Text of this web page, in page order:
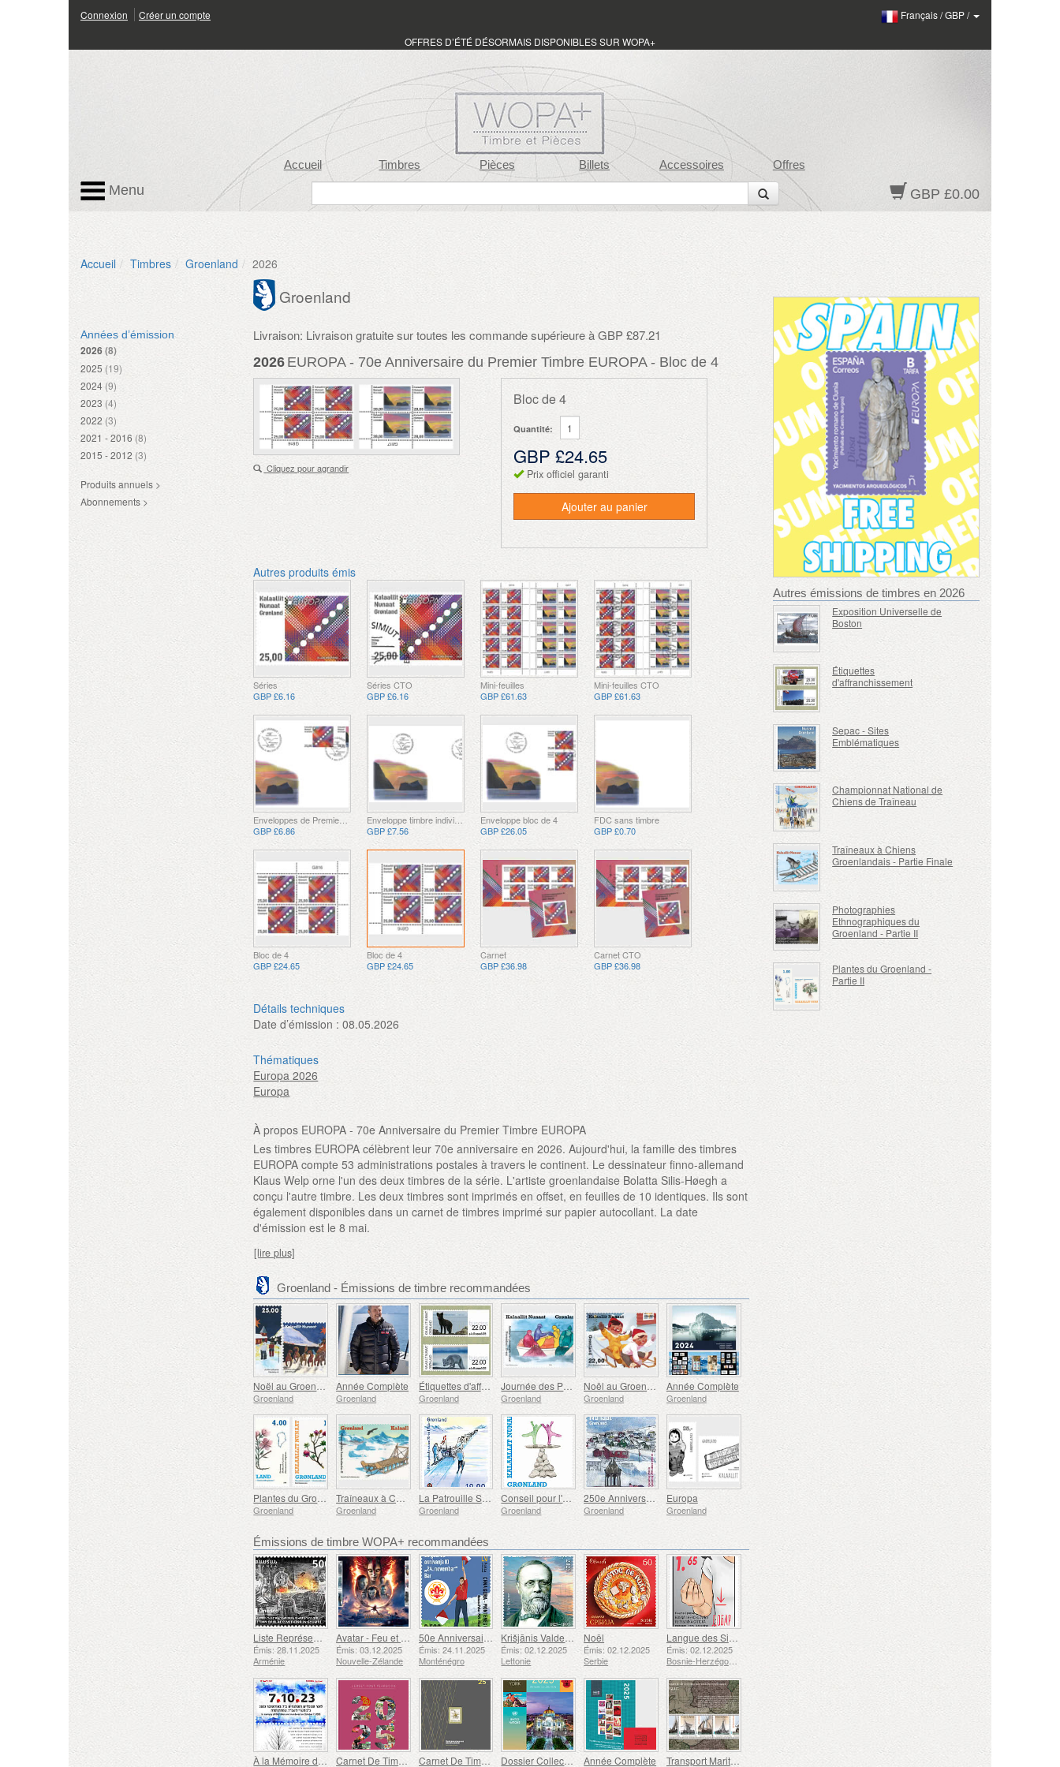
Connexion Créer un compte Français/GBP/
OFFRES D’ÉTÉ DÉSORMAIS DISPONIBLES SUR WOPA+
Accueil Timbres Pièces Billets Accessoires Offres
GBP £0.00
Menu
Accueil Timbres Groenland 2026
Années d’émission
2026(8)
2025 (19)
2024 (9)
2023 (4)
2022 (3)
2021 - 2016 (8)
2015 - 2012 (3)
Produits annuels >
Abonnements >
Groenland
Livraison: Livraison gratuite sur toutes les commande supérieure à GBP £87.21
2026 EUROPA - 70e Anniversaire du Premier Timbre EUROPA - Bloc de 4
Cliquez pour agrandir
Bloc de 4
Quantité:
GBP £24.65
Prix officiel garanti
Ajouter au panier
Autres produits émis
Séries
GBP £6.16
Séries CTO
GBP £6.16
Mini-feuilles
GBP £61.63
Mini-feuilles CTO
GBP £61.63
GBP £6.86
GBP £7.56
Enveloppe bloc de 4
GBP £26.05
FDC sans timbre
GBP £0.70
Bloc de 4
GBP £24.65
Bloc de 4
GBP £24.65
Carnet
GBP £36.98
Carnet CTO
GBP £36.98
Détails techniques
Date d’émission : 08.05.2026
Thématiques
Europa 2026
Europa
À propos EUROPA - 70e Anniversaire du Premier Timbre EUROPA
Les timbres EUROPA célèbrent leur 70e anniversaire en 2026. Aujourd'hui, la famille des timbres
EUROPA compte 53 administrations postales à travers le continent. Le dessinateur finno-allemand
Klaus Welp orne l'un des deux timbres de la série. L'artiste groenlandaise Bolatta Silis-Høegh a
conçu l'autre timbre. Les deux timbres sont imprimés en offset, en feuilles de 10 identiques. Ils sont
également disponibles dans un carnet de timbres imprimé sur papier autocollant. La date
d'émission est le 8 mai.
[lire plus]
Groenland - Émissions de timbre recommandées
Noël au Groenland
Groenland
Année Complète
Groenland
Étiquettes d'affranchissement - Renards Arctiques au Groenland
Groenland
Journée des Pêcheurs et des Chasseurs au Groenland
Groenland
Noël au Groenland
Groenland
Année Complète
Groenland
Plantes du Groenland
Groenland
Traîneaux à Chiens du Groenland II
Groenland
La Patrouille SIRIUS Fête son 75e Anniversaire
Groenland
Conseil pour l'égalité des Sexes du Groenland - NALI
Groenland
250e Anniversaire de la Ville de Qaqortoq
Groenland
Europa
Groenland
Émissions de timbre WOPA+ recommandées
Liste Représentative du Patrimoine Culturel Immatériel de l'humanité de l'UNESCO - Tradition de la Forge à Gyumri
Émis: 28.11.2025
Arménie
Avatar - Feu et Cendres
Émis: 03.12.2025
Nouvelle-Zélande
50e Anniversaire de la Fondation du Bar Scout du 24 Novembre
Émis: 24.11.2025
Monténégro
Krišjānis Valdemārs
Émis: 02.12.2025
Lettonie
Noël
Émis: 02.12.2025
Serbie
Langue des Signes - Bien
Émis: 02.12.2025
Bosnie-Herzégovine - République de Srpska
À la Mémoire des Morts et des Assassinés le 7 Octobre 2023 Carnet De Timbres Carnet De Timbres Dossier Collection Annuelle (New York) Année Complète Transport Maritime aux XVIIe et XVIIIe Siècles – Transport de Tourbe
Autres émissions de timbres en 2026
Exposition Universelle de
Boston
Étiquettes
d'affranchissement
Sepac - Sites
Emblématiques
Championnat National de
Chiens de Traîneau
Traîneaux à Chiens
Groenlandais - Partie Finale
Photographies
Ethnographiques du
Groenland - Partie II
Plantes du Groenland -
Partie II